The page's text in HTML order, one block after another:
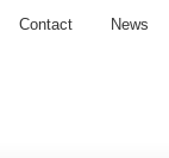
Contact News